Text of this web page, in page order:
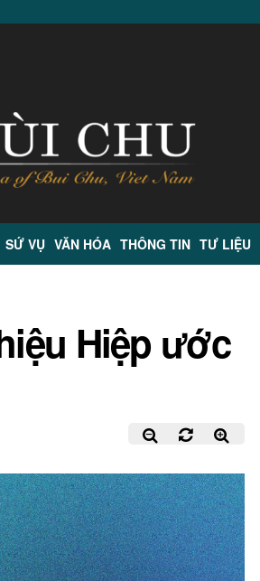
SỨ VỤ VĂN HÓA THÔNG TIN TƯ LIỆU
Hiệp ước